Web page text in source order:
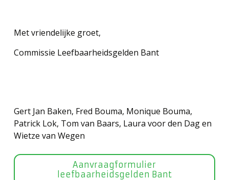
Met vriendelijke groet,
Commissie Leefbaarheidsgelden Bant
Gert Jan Baken, Fred Bouma, Monique Bouma,
Patrick Lok, Tom van Baars, Laura voor den Dag en
Wietze van Wegen
Aanvraagformulier
leefbaarheidsgelden Bant